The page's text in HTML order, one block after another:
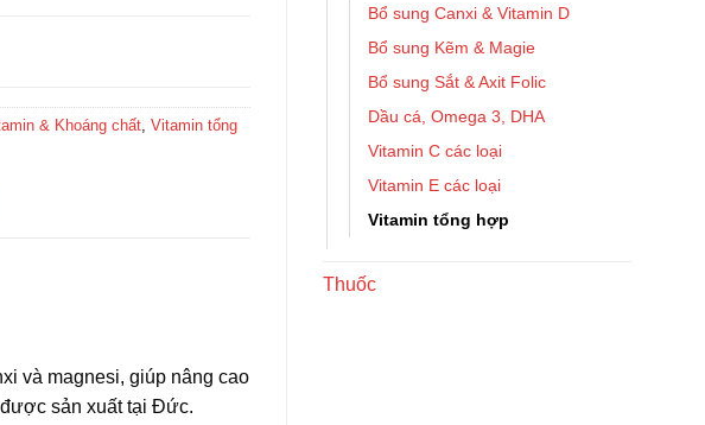
Bổ sung Canxi & Vitamin D
Bổ sung Kẽm & Magie
Bổ sung Sắt & Axit Folic
Dầu cá, Omega 3, DHA
Vitamin C các loại
Vitamin E các loại
Vitamin tổng hợp
Thuốc
& Khoáng chất, Vitamin tổng
và magnesi, giúp nâng cao
sản xuất tại Đức.